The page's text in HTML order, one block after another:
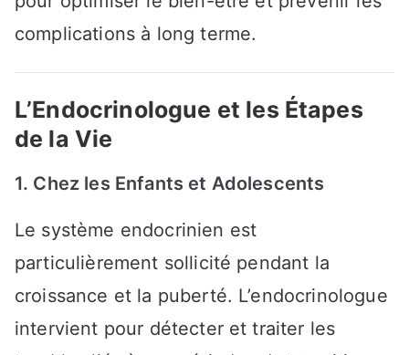
complications à long terme.
L’Endocrinologue et les Étapes
de la Vie
1. Chez les Enfants et Adolescents
Le système endocrinien est
particulièrement sollicité pendant la
croissance et la puberté. L’endocrinologue
intervient pour détecter et traiter les